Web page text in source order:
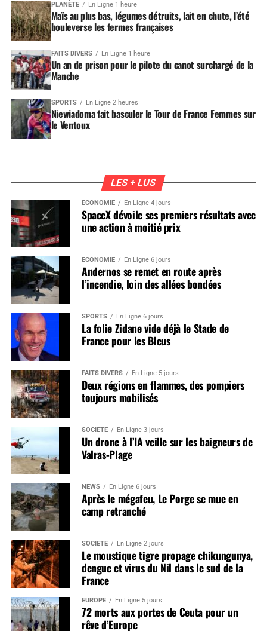
PLANÈTE En Ligne 1 heure
Maïs au plus bas, légumes détruits, lait en chute, l’été
bouleverse les fermes françaises
FAITS DIVERS En Ligne 1 heure
Un an de prison pour le pilote du canot surchargé de la
Manche
SPORTS En Ligne 2 heures
Niewiadoma fait basculer le Tour de France Femmes sur
le Ventoux
LES + LUS
ÉCONOMIE En Ligne 4 jours
SpaceX dévoile ses premiers résultats avec
une action à moitié prix
ÉCONOMIE En Ligne 6 jours
Andernos se remet en route après
l’incendie, loin des allées bondées
SPORTS En Ligne 6 jours
La folie Zidane vide déjà le Stade de
France pour les Bleus
FAITS DIVERS En Ligne 5 jours
Deux régions en flammes, des pompiers
toujours mobilisés
SOCIÉTÉ En Ligne 3 jours
Un drone à l’IA veille sur les baigneurs de
Valras-Plage
NEWS En Ligne 6 jours
Après le mégafeu, Le Porge se mue en
camp retranché
SOCIÉTÉ En Ligne 2 jours
Le moustique tigre propage chikungunya,
dengue et virus du Nil dans le sud de la
France
EUROPE En Ligne 5 jours
72 morts aux portes de Ceuta pour un
rêve d’Europe